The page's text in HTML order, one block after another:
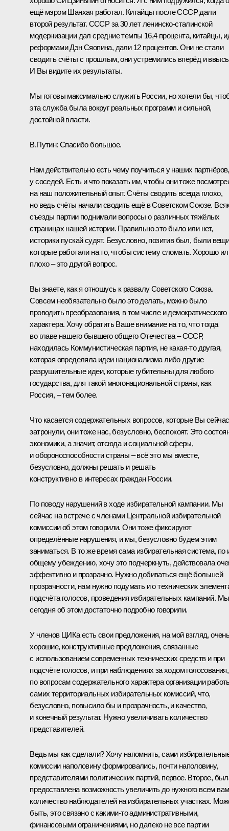
ещё мэром Шанхая работал. Китайцы после СССР дали
второй результат. СССР за 30 лет ленинско-сталинской
модернизации дал средние темпы 16,4 процента, китайцы,
реформами Дэн Сяопина, дали 12 процентов. Они не стали
сводить счёты с прошлым, они устремились вперёд и
И Вы видите их результаты.
Мы готовы максимально служить России, но хотели бы,
эта служба была вокруг реальных программ и сильной,
достойной власти.
В.Путин: Спасибо большое.
Нам действительно есть чему поучиться у наших партнёров,
у соседей. Есть и что показать им, чтобы они тоже
на наш положительный опыт. Счёты сводить всегда плохо,
но ведь счёты начали сводить ещё в Советском Союзе.
съезды партии поднимали вопросы о различных тяжёлых
страницах нашей истории. Правильно это было или нет,
историки пускай судят. Безусловно, позитив был, были
которые работали на то, чтобы систему сломать. Хорошо
плохо – это другой вопрос.
Вы знаете, как я отношусь к развалу Советского Союза.
Совсем необязательно было это делать, можно было
проводить преобразования, в том числе и демократического
характера. Хочу обратить Ваше внимание на то, что тогда
во главе нашего бывшего общего Отечества – СССР,
находилась Коммунистическая партия, не какая‑то другая,
которая определяла идеи национализма либо другие
разрушительные идеи, которые губительны для любого
государства, для такой многонациональной страны, как
Россия, – тем более.
Что касается содержательных вопросов, которые Вы сейчас
затронули, они тоже нас, безусловно, беспокоят. Это
экономики, а значит, отсюда и социальной сферы,
и обороноспособности страны – всё это мы вместе,
безусловно, должны решать и решать
конструктивно в интересах граждан России.
По поводу нарушений в ходе избирательной кампании. Мы
сейчас на встрече с членами Центральной избирательной
комиссии об этом говорили. Они тоже фиксируют
определённые нарушения, и мы, безусловно будем этим
заниматься. В то же время сама избирательная система, по
общему убеждению, хочу это подчеркнуть, действовала
эффективно и прозрачно. Нужно добиваться ещё большей
прозрачности, нам нужно подумать и о технических
подсчёта голосов, проведения избирательных кампаний. Мы
сегодня об этом достаточно подробно говорили.
У членов ЦИКа есть свои предложения, на мой взгляд,
хорошие, конструктивные предложения, связанные
с использованием современных технических средств и при
подсчёте голосов, и при наблюдениях за ходом голосования,
по вопросам содержательного характера организации
самих территориальных избирательных комиссий, что,
безусловно, повысило бы и прозрачность, и качество,
и конечный результат. Нужно увеличивать количество
представителей.
Ведь мы как сделали? Хочу напомнить, сами
комиссии наполовину формировались, почти наполовину,
представителями политических партий, первое. Второе,
предоставлена возможность увеличить до нужного всем вам
количество наблюдателей на избирательных участках.
быть, это связано с какими‑то административными,
финансовыми ограничениями, но далеко не все партии